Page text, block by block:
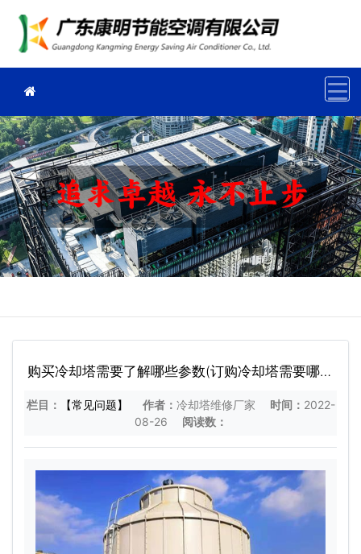
购买冷却塔需要了解哪些参数(订购冷却塔需要哪些
栏目： 【常见问题】 作者： 冷却塔维修厂家 时间： 2022-
08-26
阅读数：